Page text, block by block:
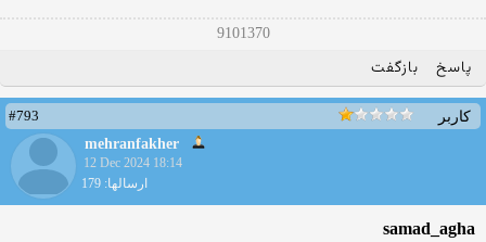
9101370
پاسخ بازگفت
کاربر
#793
mehranfakher
12 Dec 2024 18:14
ارسالها: 179
samad_agha